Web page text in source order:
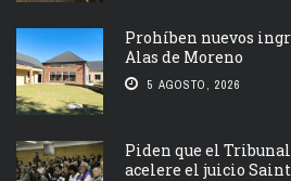
Prohíben nuevos
Alas de Moreno
5 AGOSTO, 2026
Piden que el
acelere el juicio